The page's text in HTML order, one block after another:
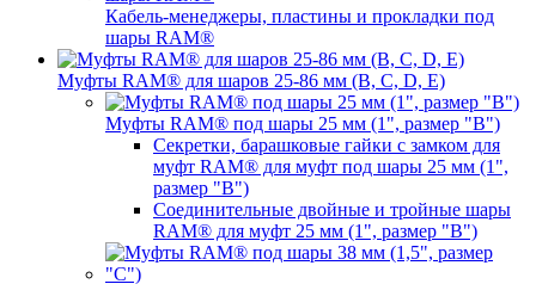
Кабель-менеджеры, пластины и прокладки под
шары RAM®
Муфты RAM® для шаров 25-86 мм (B, C, D, E)
Муфты RAM® под шары 25 мм (1", размер "B")
Секретки, барашковые гайки с замком для
муфт RAM® для муфт под шары 25 мм (1",
размер "B")
Соединительные двойные и тройные шары
RAM® для муфт 25 мм (1", размер "B")